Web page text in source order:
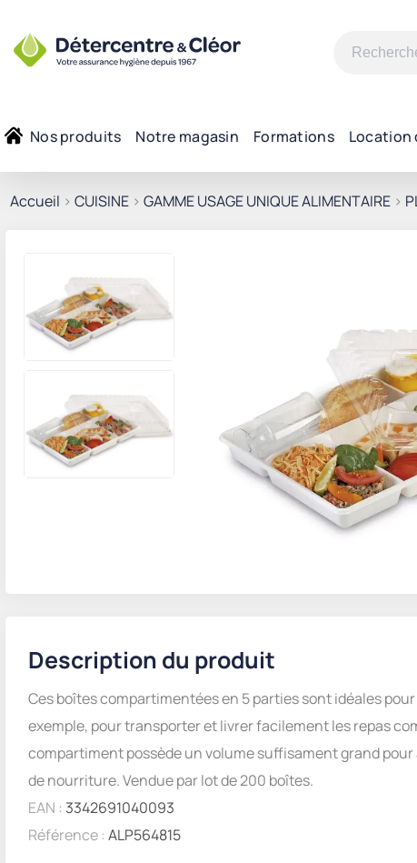
Recherche
Nos produits Notre magasin Formations Location
Accueil > CUISINE > GAMME USAGE UNIQUE ALIMENTAIRE >
Description du produit
Ces boîtes compartimentées en 5 parties sont idéales
exemple, pour transporter et livrer facilement les repas
compartiment possède un volume suffisament grand
de nourriture. Vendue par lot de 200 boîtes.
EAN : 3342691040093
Référence : ALP564815